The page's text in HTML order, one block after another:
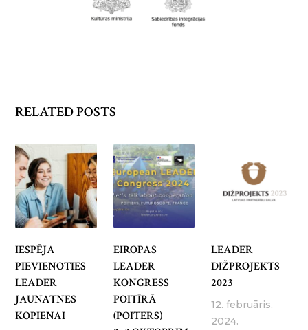
RELATED POSTS
IESPĒJA
PIEVIENOTIES
LEADER
JAUNATNES
KOPIENAI
EIROPAS
LEADER
KONGRESS
POITĪRĀ
(POITERS)
LEADER
DIŽPROJEKTS
2023
12. februāris,
2024.